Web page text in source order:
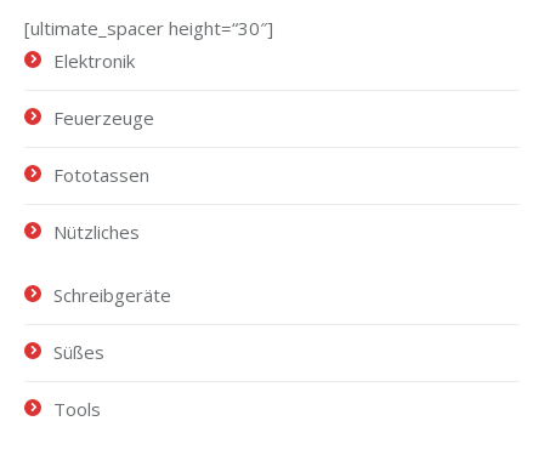
[ultimate_spacer height=“30″]
Elektronik
Feuerzeuge
Fototassen
Nützliches
Schreibgeräte
Süßes
Tools